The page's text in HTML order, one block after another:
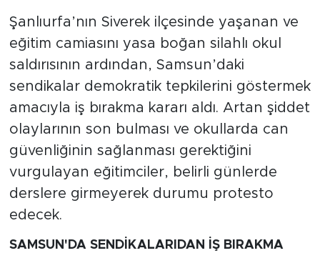
Şanlıurfa’nın Siverek ilçesinde yaşanan ve
eğitim camiasını yasa boğan silahlı okul
saldırısının ardından, Samsun’daki
sendikalar demokratik tepkilerini göstermek
amacıyla iş bırakma kararı aldı. Artan şiddet
olaylarının son bulması ve okullarda can
güvenliğinin sağlanması gerektiğini
vurgulayan eğitimciler, belirli günlerde
derslere girmeyerek durumu protesto
edecek.
SAMSUN'DA SENDİKALARIDAN İŞ BIRAKMA